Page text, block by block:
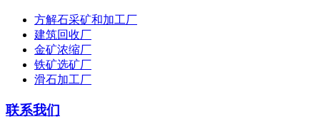
方解石采矿和加工厂
建筑回收厂
金矿浓缩厂
铁矿选矿厂
滑石加工厂
联系我们